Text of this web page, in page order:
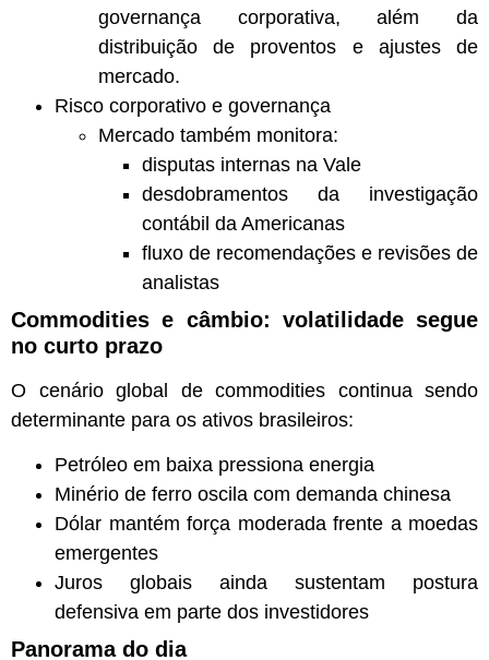
governança corporativa, além da
distribuição de proventos e ajustes de
mercado.
Risco corporativo e governança
Mercado também monitora:
disputas internas na Vale
desdobramentos da investigação
contábil da Americanas
fluxo de recomendações e revisões de
analistas
Commodities e câmbio: volatilidade segue
no curto prazo
O cenário global de commodities continua sendo
determinante para os ativos brasileiros:
Petróleo em baixa pressiona energia
Minério de ferro oscila com demanda chinesa
Dólar mantém força moderada frente a moedas
emergentes
Juros globais ainda sustentam postura
defensiva em parte dos investidores
Panorama do dia